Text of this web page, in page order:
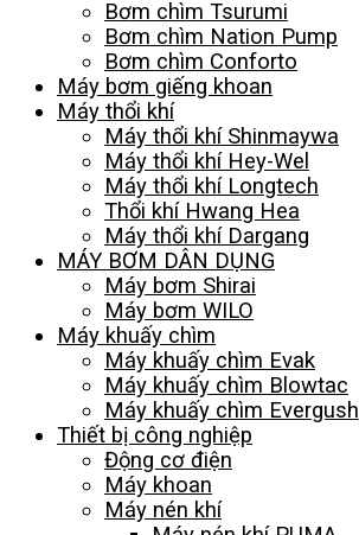
Bơm chìm Tsurumi
Bơm chìm Nation Pump
Bơm chìm Conforto
Máy bơm giếng khoan
Máy thổi khí
Máy thổi khí Shinmaywa
Máy thổi khí Hey-Wel
Máy thổi khí Longtech
Thổi khí Hwang Hea
Máy thổi khí Dargang
MÁY BƠM DÂN DỤNG
Máy bơm Shirai
Máy bơm WILO
Máy khuấy chìm
Máy khuấy chìm Evak
Máy khuấy chìm Blowtac
Máy khuấy chìm Evergush
Thiết bị công nghiệp
Động cơ điện
Máy khoan
Máy nén khí